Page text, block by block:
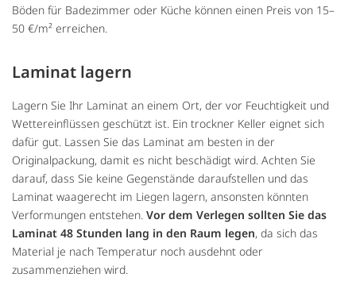
Böden für Badezimmer oder Küche können einen Preis von 15–
50 €/m² erreichen.
Laminat lagern
Lagern Sie Ihr Laminat an einem Ort, der vor Feuchtigkeit und
Wettereinflüssen geschützt ist. Ein trockner Keller eignet sich
dafür gut. Lassen Sie das Laminat am besten in der
Originalpackung, damit es nicht beschädigt wird. Achten Sie
darauf, dass Sie keine Gegenstände daraufstellen und das
Laminat waagerecht im Liegen lagern, ansonsten könnten
Verformungen entstehen. Vor dem Verlegen sollten Sie das
Laminat 48 Stunden lang in den Raum legen, da sich das
Material je nach Temperatur noch ausdehnt oder
zusammenziehen wird.